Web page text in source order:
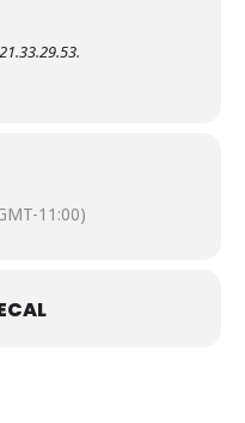
11:00)